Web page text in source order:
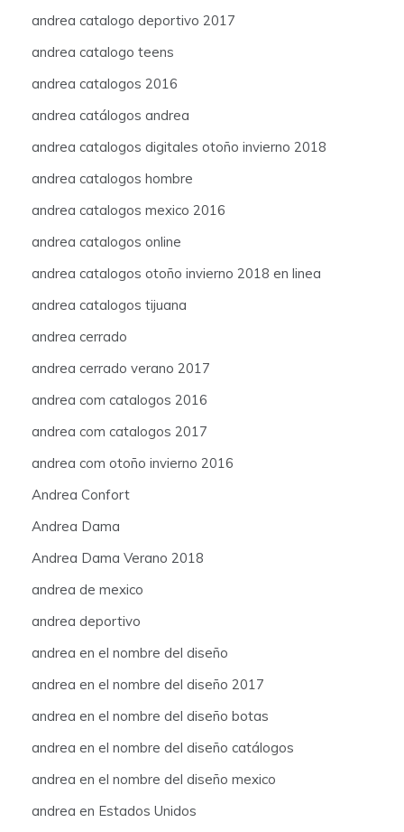
andrea catalogo deportivo 2017
andrea catalogo teens
andrea catalogos 2016
andrea catálogos andrea
andrea catalogos digitales otoño invierno 2018
andrea catalogos hombre
andrea catalogos mexico 2016
andrea catalogos online
andrea catalogos otoño invierno 2018 en linea
andrea catalogos tijuana
andrea cerrado
andrea cerrado verano 2017
andrea com catalogos 2016
andrea com catalogos 2017
andrea com otoño invierno 2016
Andrea Confort
Andrea Dama
Andrea Dama Verano 2018
andrea de mexico
andrea deportivo
andrea en el nombre del diseño
andrea en el nombre del diseño 2017
andrea en el nombre del diseño botas
andrea en el nombre del diseño catálogos
andrea en el nombre del diseño mexico
andrea en Estados Unidos